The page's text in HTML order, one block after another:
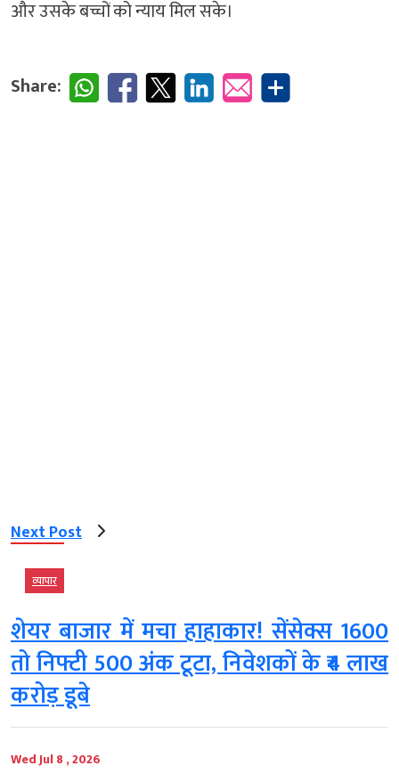
और उसके बच्चों को न्याय मिल सके।
Share:
Next Post
व्‍यापार
शेयर बाजार में मचा हाहाकार! सेंसेक्स 1600
तो निफ्टी 500 अंक टूटा, निवेशकों के ₹4 लाख
करोड़ डूबे
Wed Jul 8 , 2026